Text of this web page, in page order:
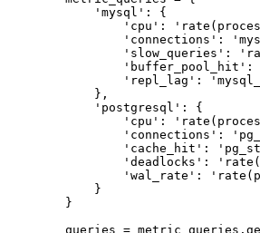
            'mysql': {
'cpu':
'connections':
'slow_queries':
'repl_lag':
            },
            'postgresql': {
'cpu':
'connections':
'cache_hit':
'deadlocks':
'wal_rate':
            }
        }
queries =